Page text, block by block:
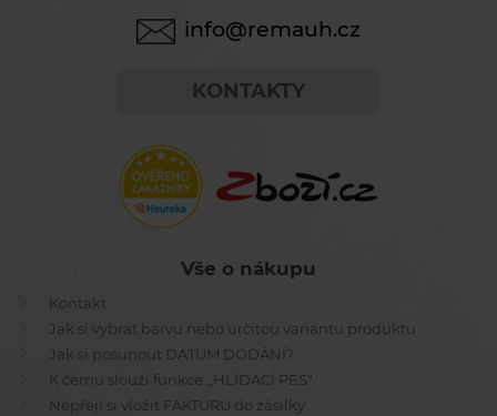
info@remauh.cz
KONTAKTY
Vše o nákupu
Kontakt
Jak si vybrat barvu nebo určitou variantu produktu
Jak si posunout DATUM DODÁNÍ?
K čemu slouží funkce ,,HLÍDACÍ PES"
Nepřeji si vložit FAKTURU do zásilky